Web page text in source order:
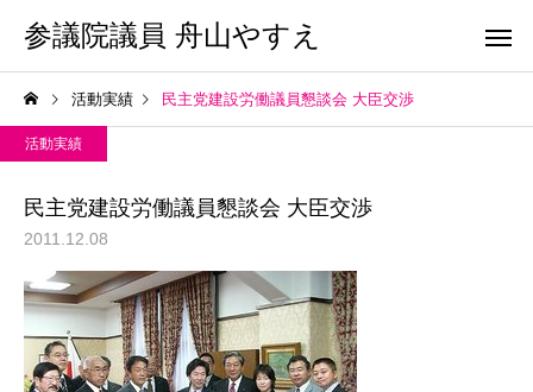
参議院議員 舟山やすえ
活動実績 民主党建設労働議員懇談会 大臣交渉
活動実績
民主党建設労働議員懇談会 大臣交渉
2011.12.08